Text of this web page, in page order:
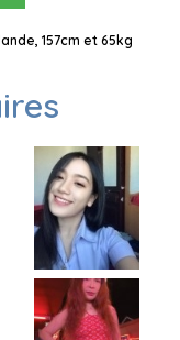
157cm et 65kg